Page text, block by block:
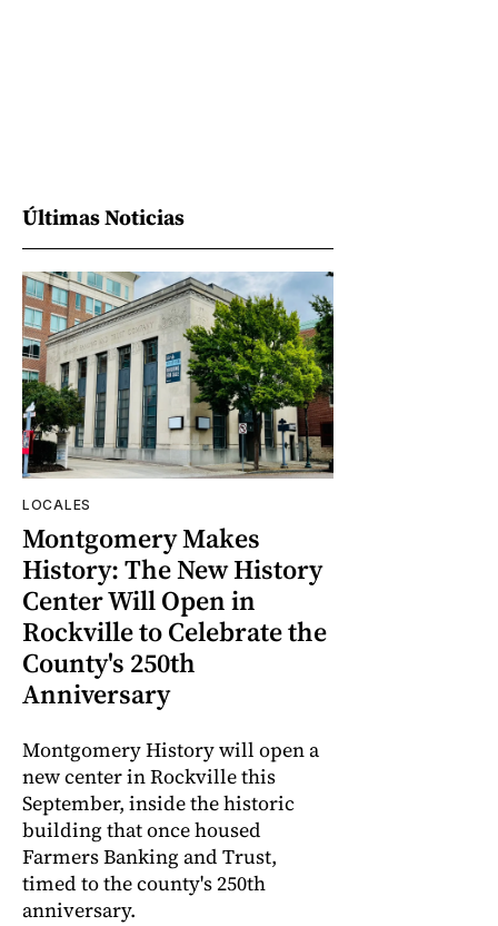
Últimas Noticias
LOCALES
Montgomery Makes
History: The New History
Center Will Open in
Rockville to Celebrate the
County's 250th
Anniversary
Montgomery History will open a
new center in Rockville this
September, inside the historic
building that once housed
Farmers Banking and Trust,
timed to the county's 250th
anniversary.